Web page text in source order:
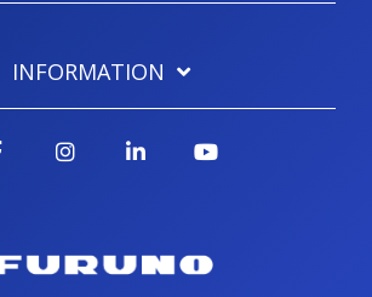
INFORMATION
FacebookInstagram
LinkedIn